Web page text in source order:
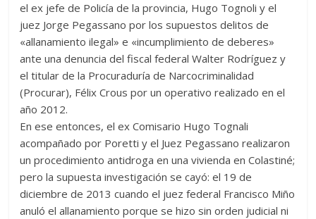
el ex jefe de Policía de la provincia, Hugo Tognoli y el
juez Jorge Pegassano por los supuestos delitos de
«allanamiento ilegal» e «incumplimiento de deberes»
ante una denuncia del fiscal federal Walter Rodríguez y
el titular de la Procuraduría de Narcocriminalidad
(Procurar), Félix Crous por un operativo realizado en el
año 2012.
En ese entonces, el ex Comisario Hugo Tognali
acompañado por Poretti y el Juez Pegassano realizaron
un procedimiento antidroga en una vivienda en Colastiné;
pero la supuesta investigación se cayó: el 19 de
diciembre de 2013 cuando el juez federal Francisco Miño
anuló el allanamiento porque se hizo sin orden judicial ni